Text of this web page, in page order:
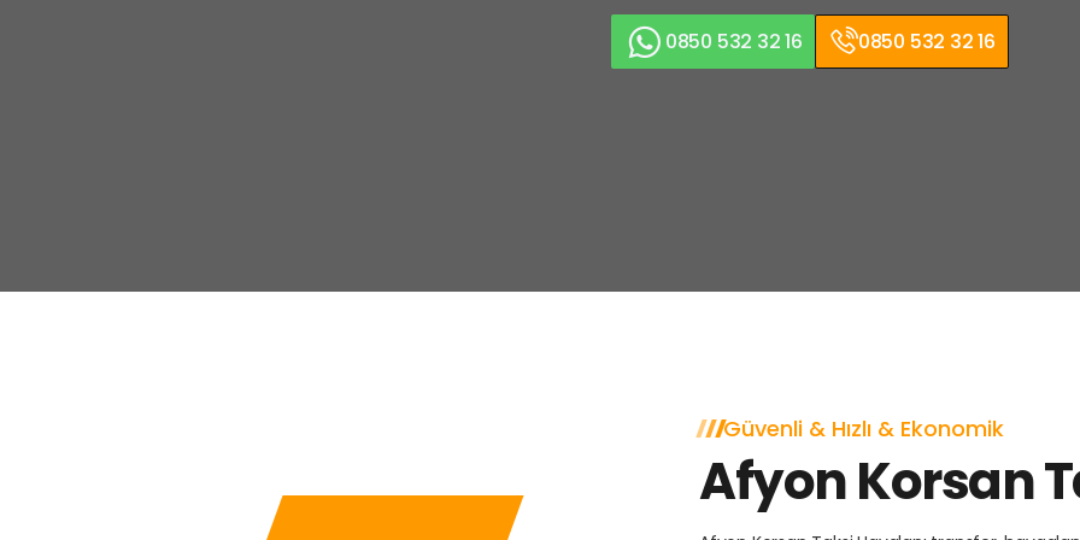
0850 532 32 16 0850 532 32 16
Güvenli & Hızlı & Ekonomik
Afyon Korsan